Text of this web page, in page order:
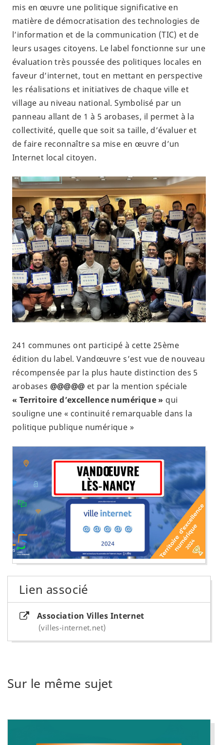
mis en œuvre une politique significative en
matière de démocratisation des technologies de
l’information et de la communication (TIC) et de
leurs usages citoyens. Le label fonctionne sur une
évaluation très poussée des politiques locales en
faveur d’internet, tout en mettant en perspective
les réalisations et initiatives de chaque ville et
village au niveau national. Symbolisé par un
panneau allant de 1 à 5 arobases, il permet à la
collectivité, quelle que soit sa taille, d’évaluer et
de faire reconnaître sa mise en œuvre d’un
Internet local citoyen.
241 communes ont participé à cette 25ème
édition du label. Vandœuvre s’est vue de nouveau
récompensée par la plus haute distinction des 5
arobases @@@@@ et par la mention spéciale
« Territoire d’excellence numérique » qui
souligne une « continuité remarquable dans la
politique publique numérique »
Lien associé
Association Villes Internet
villes-internet.net
Sur le même sujet